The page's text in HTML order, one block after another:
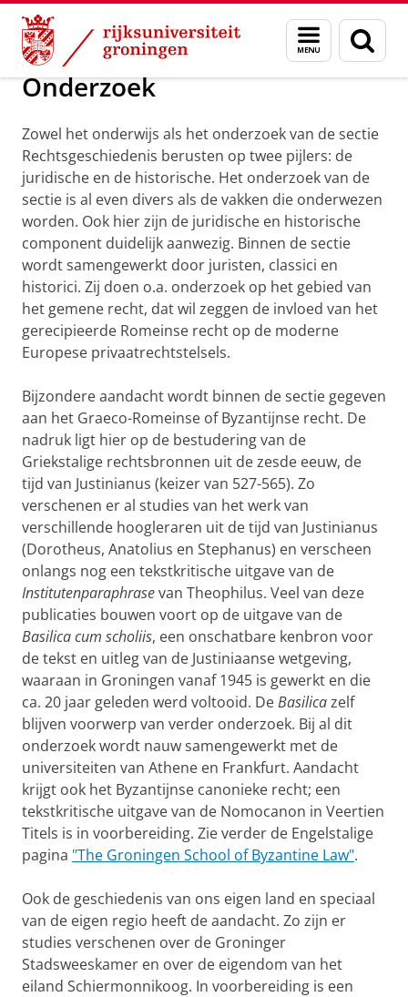
Skip
Content
Skip
Navigation
Menu
en
zoeken
Over ons Rechtsgeschiedenis
Onderzoek
Zowel het onderwijs als het onderzoek van de sectie
Rechtsgeschiedenis berusten op twee pijlers: de
juridische en de historische. Het onderzoek van de
sectie is al even divers als de vakken die onderwezen
worden. Ook hier zijn de juridische en historische
component duidelijk aanwezig. Binnen de sectie
wordt samengewerkt door juristen, classici en
historici. Zij doen o.a. onderzoek op het gebied van
het gemene recht, dat wil zeggen de invloed van het
gerecipieerde Romeinse recht op de moderne
Europese privaatrechtstelsels.
Bijzondere aandacht wordt binnen de sectie gegeven
aan het Graeco-Romeinse of Byzantijnse recht. De
nadruk ligt hier op de bestudering van de
Griekstalige rechtsbronnen uit de zesde eeuw, de
tijd van Justinianus (keizer van 527-565). Zo
verschenen er al studies van het werk van
verschillende hoogleraren uit de tijd van Justinianus
(Dorotheus, Anatolius en Stephanus) en verscheen
onlangs nog een tekstkritische uitgave van de
Institutenparaphrasevan Theophilus. Veel van deze
publicaties bouwen voort op de uitgave van de
Basilica cum scholiis, een onschatbare kenbron voor
de tekst en uitleg van de Justiniaanse wetgeving,
waaraan in Groningen vanaf 1945 is gewerkt en die
ca. 20 jaar geleden werd voltooid. DeBasilicazelf
blijven voorwerp van verder onderzoek. Bij al dit
onderzoek wordt nauw samengewerkt met de
universiteiten van Athene en Frankfurt. Aandacht
krijgt ook het Byzantijnse canonieke recht; een
tekstkritische uitgave van de Nomocanon in Veertien
Titels is in voorbereiding. Zie verder de Engelstalige
pagina "The Groningen School of Byzantine Law".
Ook de geschiedenis van ons eigen land en speciaal
van de eigen regio heeft de aandacht. Zo zijn er
studies verschenen over de Groninger
Stadsweeskamer en over de eigendom van het
eiland Schiermonnikoog. In voorbereiding is een